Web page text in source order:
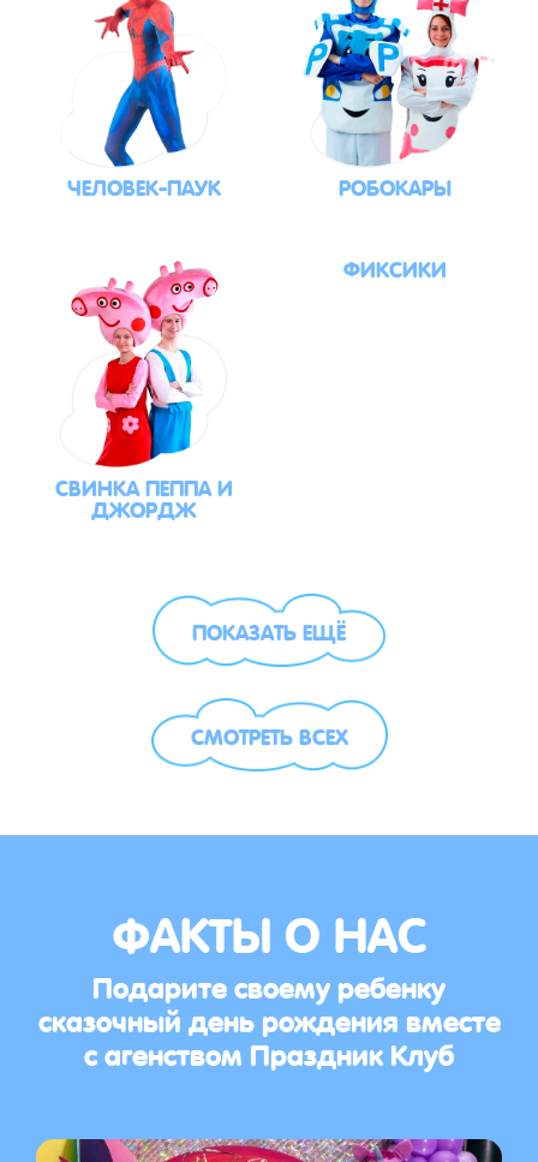
ЧЕЛОВЕК-ПАУК РОБОКАРЫ
СВИНКА ПЕППА И
ДЖОРДЖ
ФИКСИКИ
ПОКАЗАТЬ ЕЩЁ
СМОТРЕТЬ ВСЕХ
ФАКТЫ О НАС
Подарите своему ребенку
сказочный день рождения вместе
с агенством Праздник Клуб